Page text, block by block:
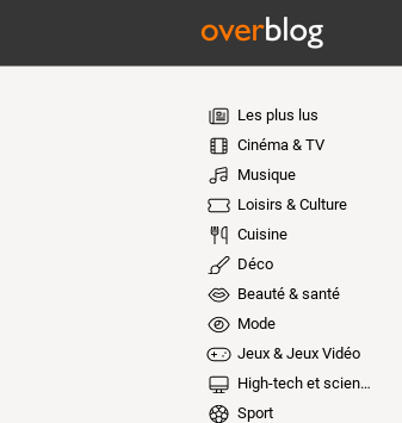
Les plus lus
Cinéma & TV
Musique
Loisirs & Culture
Cuisine
Déco
Beauté & santé
Mode
Jeux & Jeux Vidéo
High-tech et sciences
Sport